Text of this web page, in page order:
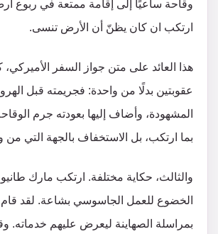
وقاحة ساعيًا إلى إقامة ممتعة في ربوع
ارتكب ان كان يظنّ أن الأرض تنسى.
هذا العائد على متن جواز السفر
عقوبتين بدلًا من واحدة: فجريمته قبل
المشهودة، وأضاف إليها بعودته جرم
بما ارتكب، بل الاستخفاف بالجهة التي من
والثالث، حكاية مختلفة. ارتكب مارك
الخضوع للعمل الجاسوسي بشاعة. لقد
بمراسلة الصهاينة ليعرض عليهم خدماته.